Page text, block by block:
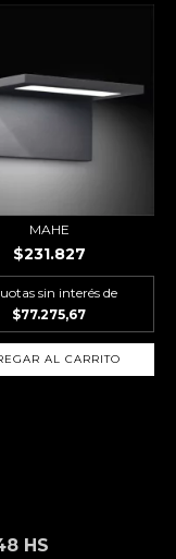
MAHE
$231.827
sin interés de
$77.275,67
HS